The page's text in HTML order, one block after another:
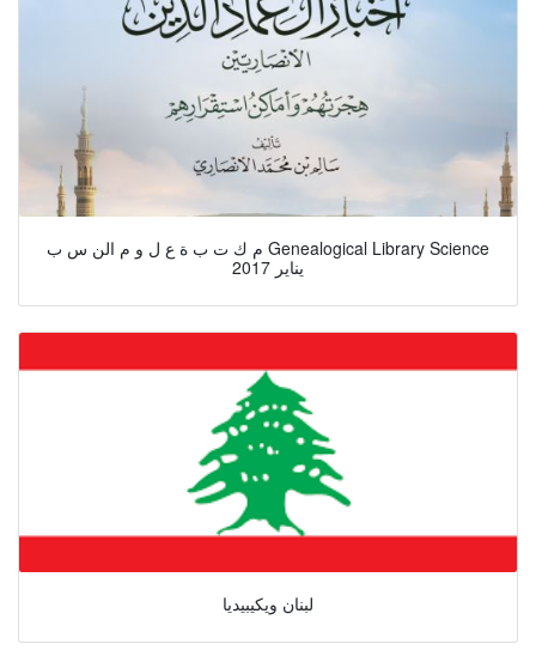
م ك ت ب ة ع ل و م الن س ب Genealogical Library Science
يناير 2017
لبنان ويكيبيديا